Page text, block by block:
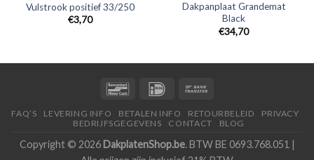
Vulstrook positief 33/250
€3,70
Dakpanplaat Grandemat
Black
€34,70
FAQ’S LEVERING INFO BETALEN INFO RETOURBELEID
PRIVACY
BEDRIJFSGEGEVENS
CONTACT BLOG
Copyright © 2026 DakplatenShop.be. BTW BE 0693.768.051 |